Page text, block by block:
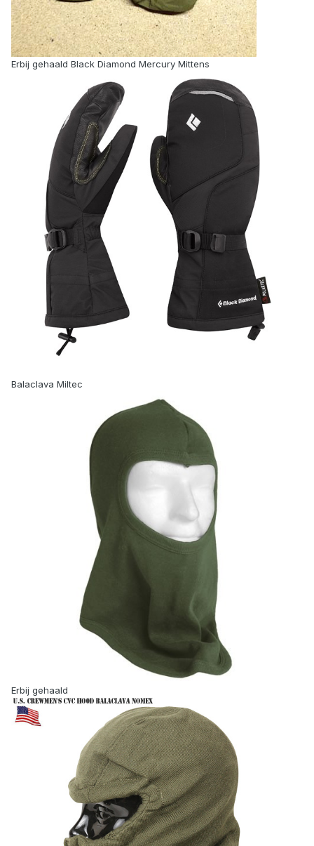
Erbij gehaald Black Diamond Mercury Mittens
Balaclava Miltec
Erbij gehaald